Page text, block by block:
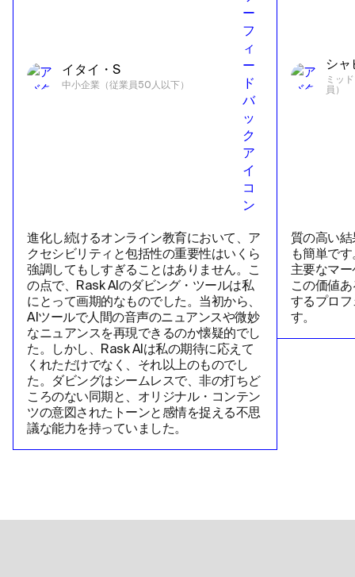
イタイ・S
中小企業（従業員50人以下）
進化し続けるオンライン教育において、ア
クセシビリティと包括性の重要性はいくら
強調してもしすぎることはありません。こ
の点で、Rask AIのダビング・ツールは私
にとって画期的なものでした。当初から、
AIツールで人間の音声のニュアンスや微妙
なニュアンスを再現できるのか懐疑的でし
た。しかし、Rask AIは私の期待に応えて
くれただけでなく、それ以上のものでし
た。ダビングはシームレスで、非の打ちど
ころのない同期と、オリジナル・コンテン
ツの意図されたトーンと感情を捉える不思
議な能力を持っていました。
シャ
ミッ
員）
質の高い
も簡単で
主要なマ
この価値
するプロ
す。